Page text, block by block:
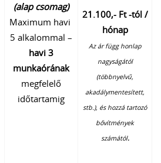
(alap csomag)
Maximum havi
5 alkalommal –
havi 3
munkaórának
megfelelő
időtartamig
21.100,- Ft -tól /
hónap
Az ár függ honlap
nagyságától
(többnyelvű,
akadálymentesített,
stb.), és hozzá tartozó
bővítmények
számától.